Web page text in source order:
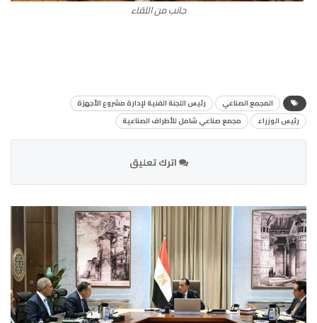
جانب من اللقاء
المجمع الصناعي
رئيس اللجنة الفنية لإدارة مشروع الأجهزة
رئيس الوزراء
مجمع صناعي شامل للأطراف الصناعية
اترك تعليق